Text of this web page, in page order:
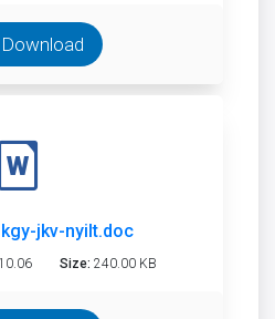
Download
jkv-nyilt.doc
Size: 240.00 KB